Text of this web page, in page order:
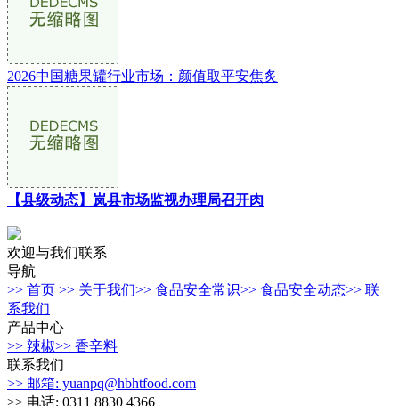
2026中国糖果罐行业市场：颜值取平安焦炙
【县级动态】岚县市场监视办理局召开肉
欢迎与我们联系
导航
>> 首页 >> 关于我们>> 食品安全常识>> 食品安全动态>> 联
系我们
产品中心
>> 辣椒>> 香辛料
联系我们
>> 邮箱: yuanpq@hbhtfood.com
>> 电话: 0311 8830 4366